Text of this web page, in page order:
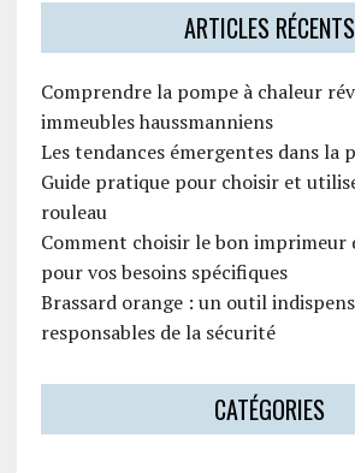
ARTICLES RÉCENTS
Comprendre la pompe à chaleur
immeubles haussmanniens
Les tendances émergentes dans la
Guide pratique pour choisir et
rouleau
Comment choisir le bon imprimeur
pour vos besoins spécifiques
Brassard orange : un outil
responsables de la sécurité
CATÉGORIES